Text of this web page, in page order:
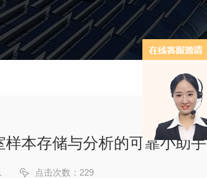
样本存储与分析的可靠小助手
点击次数：229